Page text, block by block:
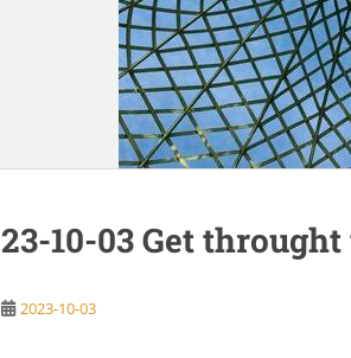
23-10-03 Get
2023-10-03